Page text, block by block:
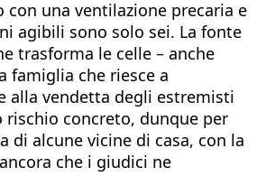
una ventilazione precaria e
agibili sono solo sei. La fonte
trasforma le celle – anche
famiglia che riesce a
alla vendetta degli estremisti
concreto, dunque per
di alcune vicine di casa, con la
che i giudici ne